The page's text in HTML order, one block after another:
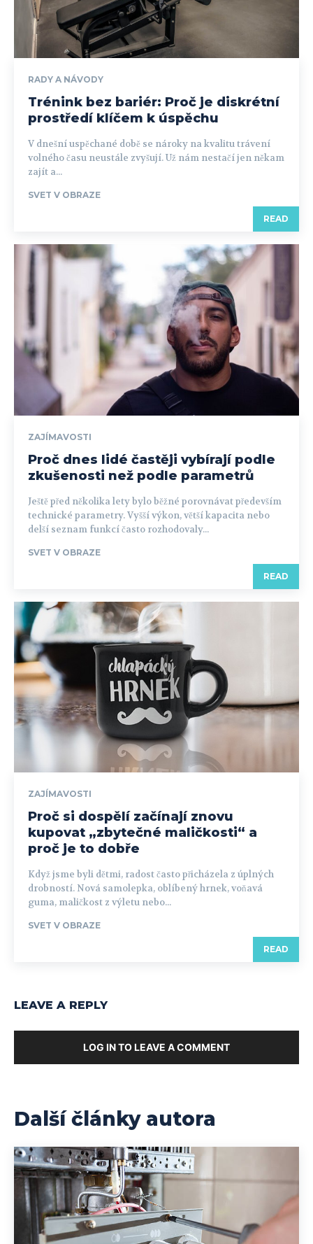
RADY A NÁVODY
Trénink bez bariér: Proč je diskrétní
prostředí klíčem k úspěchu
V dnešní uspěchané době se nároky na kvalitu trávení
volného času neustále zvyšují. Už nám nestačí jen někam
zajít a...
SVET V OBRAZE
READ
ZAJÍMAVOSTI
Proč dnes lidé častěji vybírají podle
zkušenosti než podle parametrů
Ještě před několika lety bylo běžné porovnávat především
technické parametry. Vyšší výkon, větší kapacita nebo
delší seznam funkcí často rozhodovaly...
SVET V OBRAZE
READ
ZAJÍMAVOSTI
Proč si dospělí začínají znovu
kupovat „zbytečné maličkosti“ a
proč je to dobře
Když jsme byli dětmi, radost často přicházela z úplných
drobností. Nová samolepka, oblíbený hrnek, voňavá
guma, maličkost z výletu nebo...
SVET V OBRAZE
READ
LEAVE A REPLY
LOG IN TO LEAVE A COMMENT
Další články autora